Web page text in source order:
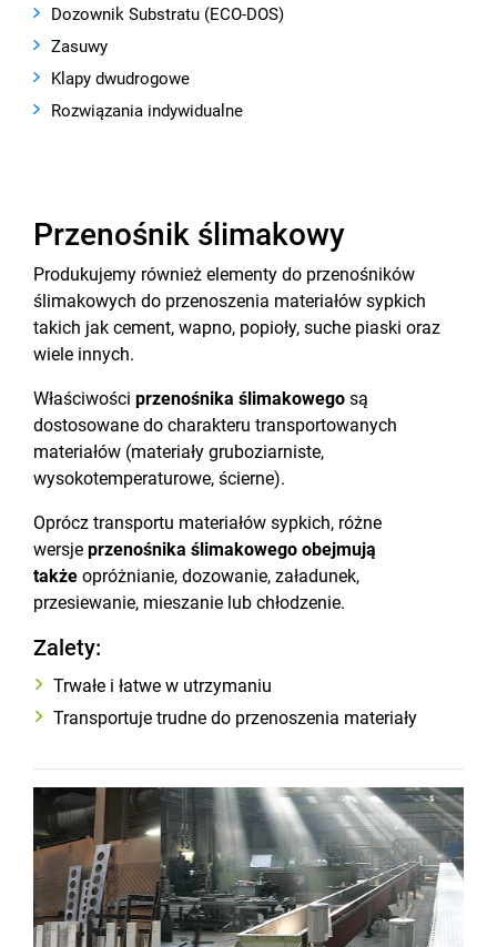
Dozownik Substratu (ECO-DOS)
Zasuwy
Klapy dwudrogowe
Rozwiązania indywidualne
Przenośnik ślimakowy
Produkujemy również elementy do przenośników
ślimakowych do przenoszenia materiałów sypkich
takich jak cement, wapno, popioły, suche piaski oraz
wiele innych.
Właściwości przenośnika ślimakowegosą
dostosowane do charakteru transportowanych
materiałów (materiały gruboziarniste,
wysokotemperaturowe, ścierne).
Oprócz transportu materiałów sypkich, różne
wersjeprzenośnika ślimakowego obejmują
takżeopróżnianie, dozowanie, załadunek,
przesiewanie, mieszanie lub chłodzenie.
Zalety:
Trwałe i łatwe w utrzymaniu
Transportuje trudne do przenoszenia materiały